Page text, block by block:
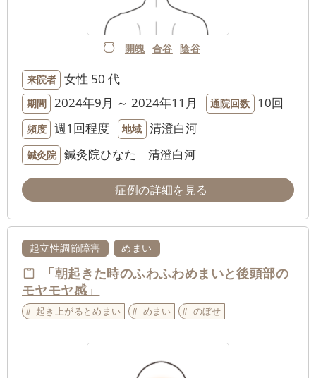
開魄 合谷 陰谷
来院者 女性 50 代
期間 2024年9月 ～ 2024年11月 通院回数 10回
頻度 週1回程度 地域 清澄白河
鍼灸院 鍼灸院ひなた 清澄白河
症例の詳細を見る
起立性調節障害 めまい
「朝起きた時のふわふわめまいと後頭部の
モヤモヤ感」
起き上がるとめまい めまい のぼせ